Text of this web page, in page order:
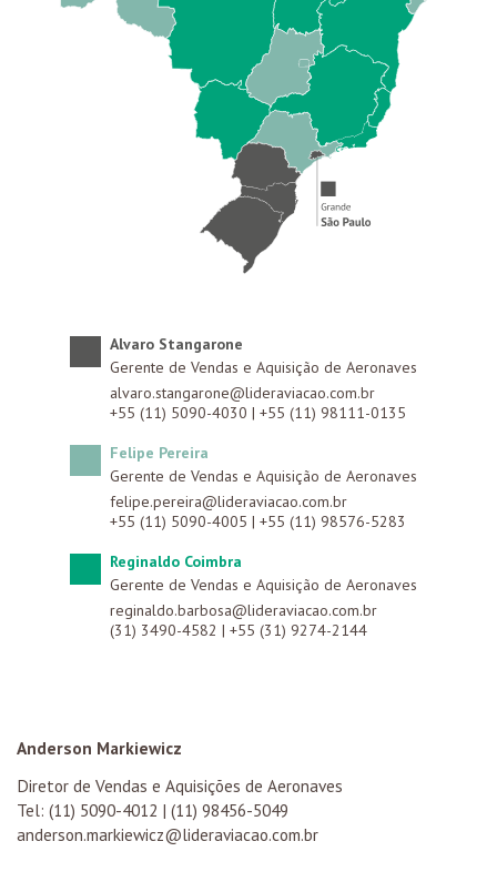
Alvaro Stangarone
Gerente de Vendas e Aquisição de Aeronaves
alvaro.stangarone@lideraviacao.com.br
+55 (11) 5090-4030 | +55 (11) 98111-0135
Felipe Pereira
Gerente de Vendas e Aquisição de Aeronaves
felipe.pereira@lideraviacao.com.br
+55 (11) 5090-4005 | +55 (11) 98576-5283
Reginaldo Coimbra
Gerente de Vendas e Aquisição de Aeronaves
reginaldo.barbosa@lideraviacao.com.br
(31) 3490-4582 | +55 (31) 9274-2144
Anderson Markiewicz
Diretor de Vendas e Aquisições de Aeronaves
Tel: (11) 5090-4012 | (11) 98456-5049
anderson.markiewicz@lideraviacao.com.br